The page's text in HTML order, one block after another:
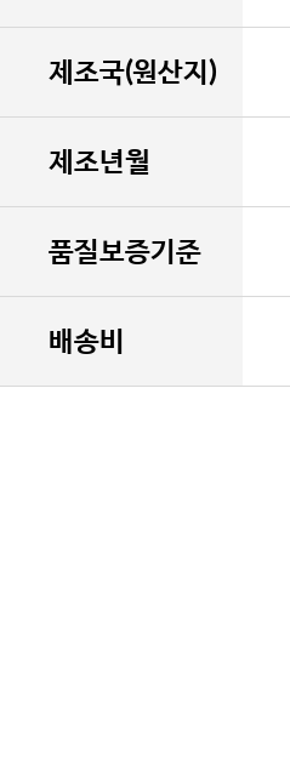
제조국(원산지)
제조년월
품질보증기준
배송비